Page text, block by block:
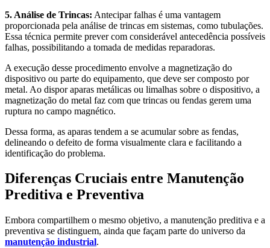
5. Análise de Trincas: Antecipar falhas é uma vantagem
proporcionada pela análise de trincas em sistemas, como tubulações.
Essa técnica permite prever com considerável antecedência possíveis
falhas, possibilitando a tomada de medidas reparadoras.
A execução desse procedimento envolve a magnetização do
dispositivo ou parte do equipamento, que deve ser composto por
metal. Ao dispor aparas metálicas ou limalhas sobre o dispositivo, a
magnetização do metal faz com que trincas ou fendas gerem uma
ruptura no campo magnético.
Dessa forma, as aparas tendem a se acumular sobre as fendas,
delineando o defeito de forma visualmente clara e facilitando a
identificação do problema.
Diferenças Cruciais entre Manutenção
Preditiva e Preventiva
Embora compartilhem o mesmo objetivo, a manutenção preditiva e a
preventiva se distinguem, ainda que façam parte do universo da
manutenção industrial.